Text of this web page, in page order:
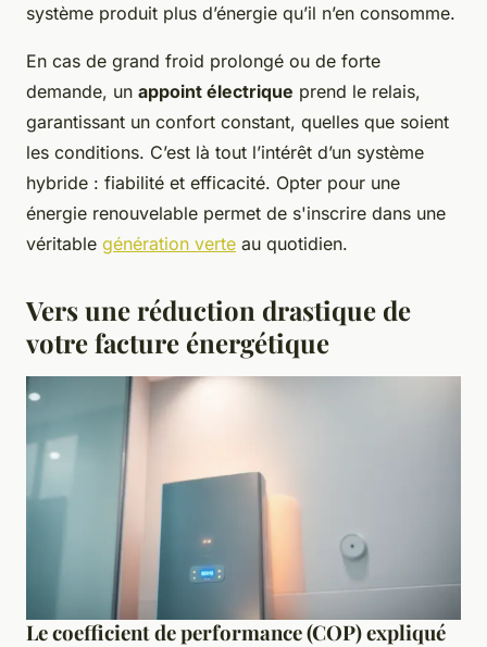
système produit plus d’énergie qu’il n’en consomme.
En cas de grand froid prolongé ou de forte
demande, un appoint électrique prend le relais,
garantissant un confort constant, quelles que soient
les conditions. C’est là tout l’intérêt d’un système
hybride : fiabilité et efficacité. Opter pour une
énergie renouvelable permet de s'inscrire dans une
véritable génération verte au quotidien.
Vers une réduction drastique de
votre facture énergétique
Le coefficient de performance (COP) expliqué